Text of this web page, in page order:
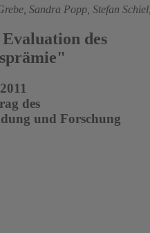
Sandra Popp, Stefan
des
des
und Forschung